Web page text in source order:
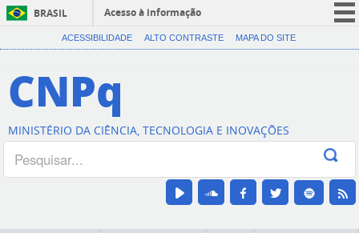
BRASIL
Acesso à informação
CORONAVÍRUS (COVID-19)
Canais
ACESSIBILIDADE ALTO CONTRASTE MAPA DO SITE
CNPq
MINISTÉRIO DA CIÊNCIA, TECNOLOGIA E INOVAÇÕES